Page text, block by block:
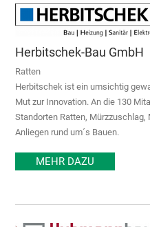
Herbitschek-Bau GmbH
Ratten
Herbitschek ist ein umsichtig
Mut zur Innovation. An die 130
Standorten Ratten,
Anliegen rund um´s Bauen.
MEHR DAZU